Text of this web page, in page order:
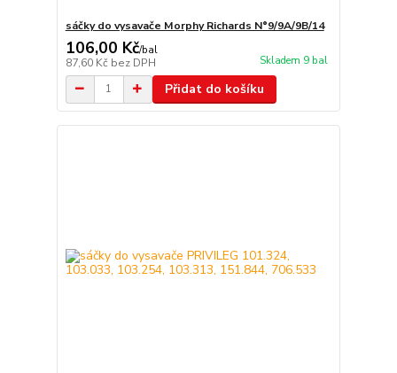
sáčky do vysavače Morphy Richards N°9/9A/9B/14
106,00 Kč/bal
87,60 Kč bez DPH Skladem 9 bal
Přidat do košíku